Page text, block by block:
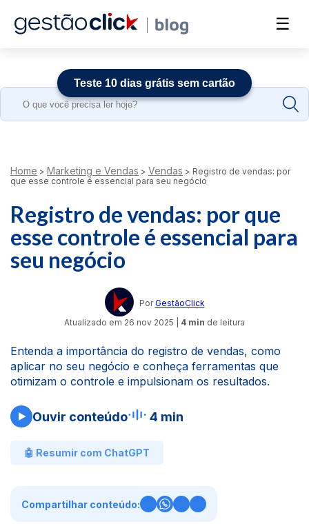
☰
Search
Home > Marketing e Vendas > Vendas > Registro de vendas: por
que esse controle é essencial para seu negócio
Registro de vendas: por que
esse controle é essencial para
seu negócio
Por GestãoClick
Atualizado em 26 nov 2025 4 min de leitura
Entenda a importância do registro de vendas, como
aplicar no seu negócio e conheça ferramentas que
otimizam o controle e impulsionam os resultados.
Ouvir conteúdo 4 min
🤖 Resumir com ChatGPT
Compartilhar conteúdo:
Teste 10 dias grátis sem cartão